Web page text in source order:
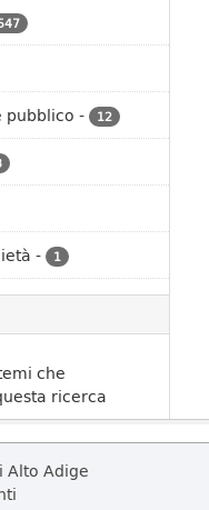
pubblico - 12
- 1
che
ricerca
Alto Adige